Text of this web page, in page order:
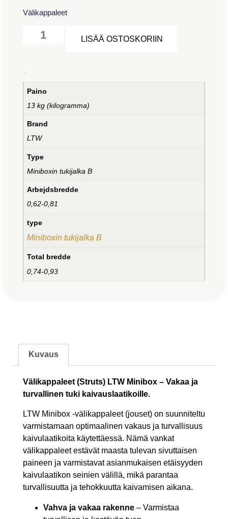
Välikappaleet
LISÄÄ OSTOSKORIIN
Paino
13 kg (kilogramma)
Brand
LTW
Type
Miniboxin tukijalka B
Arbejdsbredde
0,62-0,81
type
Miniboxin tukijalka B
Total bredde
0,74-0,93
Kuvaus
Välikappaleet (Struts) LTW Minibox – Vakaa ja
turvallinen tuki kaivauslaatikoille.
LTW Minibox -välikappaleet (jouset) on suunniteltu
varmistamaan optimaalinen vakaus ja turvallisuus
kaivulaatikoita käytettäessä. Nämä vankat
välikappaleet estävät maasta tulevan sivuttaisen
paineen ja varmistavat asianmukaisen etäisyyden
kaivulaatikon seinien välillä, mikä parantaa
turvallisuutta ja tehokkuutta kaivamisen aikana.
Vahva ja vakaa rakenne – Varmistaa